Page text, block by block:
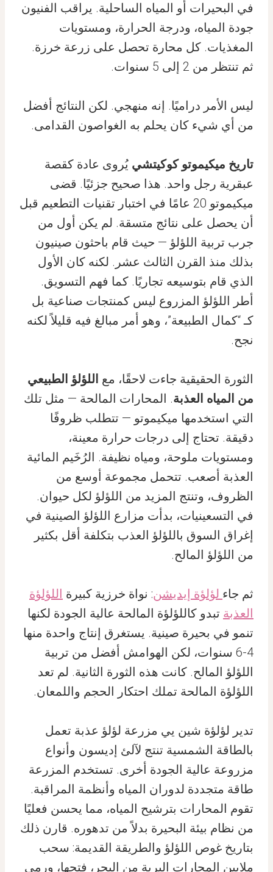
في البحيرات أو المياه الساحلية. يراقب الفنيون
جودة المياه، ودرجة الحرارة، ومستويات
المغذيات. كل محارة تحصل على زرعة خرزة.
ثم تنتظر من 2 إلى 5 سنوات.
ليس الأمر دراميًا. إنه منهجي. لكن النتائج أفضل
من أي شيء كان يحلم به الغواصون القدامى.
تاريخ ميكيموتو كوكيتشي يُروى عادة كقصة
عبقرية رجل واحد. هذا صحيح جزئيًا. قضى
ميكيموتو 20 عامًا في اختبار تقنيات التطعيم قبل
أن يحصل على نتائج متسقة. لم يكن أول من
جرب تربية اللؤلؤ — حيث قام باحثون صينيون
بذلك منذ القرن الثالث عشر. لكنه كان الأول
الذي قام بتوسيعه تجاريًا. كما فهم التسويق.
أطر اللؤلؤ المزروع ليس كمنتجات صناعية بل
كـ “كمال الطبيعة”، وهو أمر مبالغ فيه قليلاً لكنه
نجح.
الثورة الحقيقية جاءت لاحقًا، مع اللؤلؤ الطبيعي
من المياه العذبة. المحارات المالحة — مثل تلك
التي استخدمها ميكيموتو — تتطلب ظروفًا
دقيقة. تحتاج إلى درجات حرارة معينة،
ومستويات ملوحة، ومياه نظيفة. الرُخَيم المائية
العذبة أصعب. تتحمل مجموعة أوسع من
الظروف، وتنتج المزيد من اللؤلؤ لكل حيوان.
في التسعينيات، بدأت مزارع اللؤلؤ الصينية في
إغراق السوق باللؤلؤ العذب بتكلفة أقل بكثير
من اللؤلؤ المالح.
ثم جاء لؤلؤة إيديشن: نواة خرزية كبيرة اللؤلؤة
العذبة تبدو كاللؤلؤة المالحة عالية الجودة لكنها
تنمو في بحيرة صينية. يستغرق إنتاج واحدة منها
4-6 سنوات، لكن الهوامش أفضل من تربية
اللؤلؤ المالح. كانت هذه الثورة الثانية. لم تعد
اللؤلؤة المالحة تملك احتكار الحجم واللمعان.
تدير لؤلؤة شين يي مزرعة لؤلؤ عذبة تعمل
بالطاقة الشمسية تنتج لآلئ إديسون وأنواع
مزروعة عالية الجودة أخرى. تستخدم المزرعة
طاقة متجددة لدوران المياه وأنظمة المراقبة.
تقوم المحارات بترشيح المياه، مما يحسن فعليًا
من نظام بيئة البحيرة بدلاً من تدهوره. قارن ذلك
بتاريخ غوص اللؤلؤ والطريقة القديمة: سحب
ملايين المحارات البرية من البحر، فتحها، ورمي